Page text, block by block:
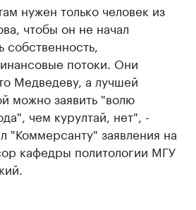
нужен только человек из
чтобы он не начал
собственность,
потоки. Они
Медведеву, а лучшей
можно заявить "волю
чем курултай, нет", -
"Коммерсанту" заявления на
кафедры политологии МГУ